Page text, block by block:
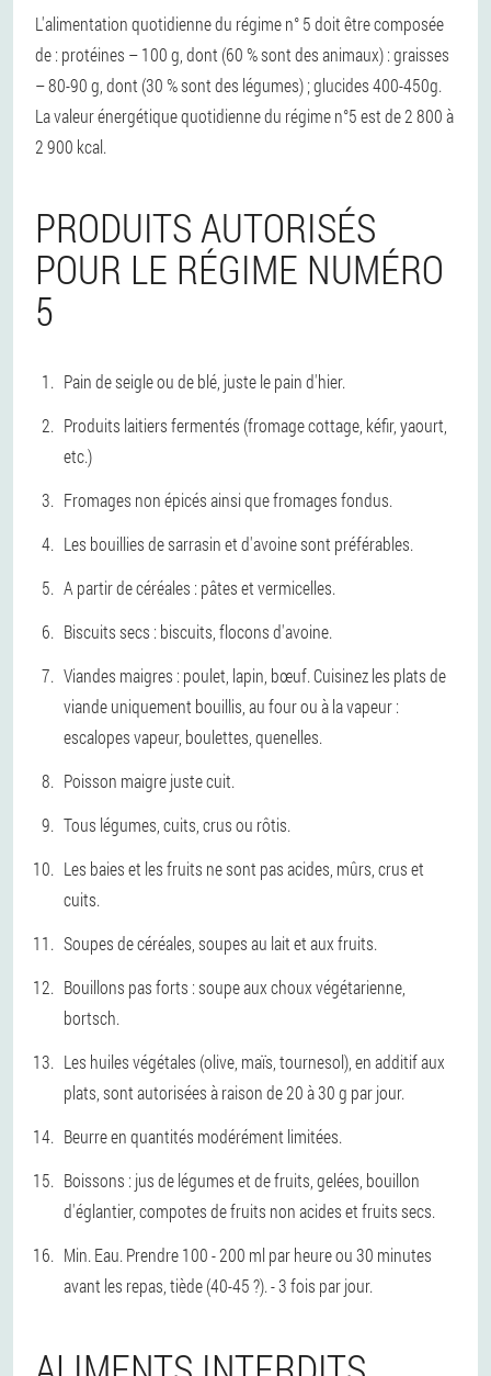
L'alimentation quotidienne du régime n° 5 doit être composée
de : protéines – 100 g, dont (60 % sont des animaux) : graisses
– 80-90 g, dont (30 % sont des légumes) ; glucides 400-450g.
La valeur énergétique quotidienne du régime n°5 est de 2 800 à
2 900 kcal.
PRODUITS AUTORISÉS
POUR LE RÉGIME NUMÉRO
5
Pain de seigle ou de blé, juste le pain d'hier.
Produits laitiers fermentés (fromage cottage, kéfir, yaourt,
etc.)
Fromages non épicés ainsi que fromages fondus.
Les bouillies de sarrasin et d'avoine sont préférables.
A partir de céréales : pâtes et vermicelles.
Biscuits secs : biscuits, flocons d'avoine.
Viandes maigres : poulet, lapin, bœuf. Cuisinez les plats de
viande uniquement bouillis, au four ou à la vapeur :
escalopes vapeur, boulettes, quenelles.
Poisson maigre juste cuit.
Tous légumes, cuits, crus ou rôtis.
Les baies et les fruits ne sont pas acides, mûrs, crus et
cuits.
Soupes de céréales, soupes au lait et aux fruits.
Bouillons pas forts : soupe aux choux végétarienne,
bortsch.
Les huiles végétales (olive, maïs, tournesol), en additif aux
plats, sont autorisées à raison de 20 à 30 g par jour.
Beurre en quantités modérément limitées.
Boissons : jus de légumes et de fruits, gelées, bouillon
d'églantier, compotes de fruits non acides et fruits secs.
Min. Eau. Prendre 100 - 200 ml par heure ou 30 minutes
avant les repas, tiède (40-45 ?). - 3 fois par jour.